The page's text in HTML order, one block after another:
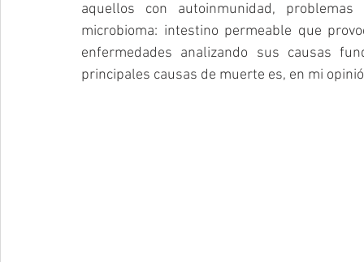
aquellos con autoinmunidad,
microbioma: intestino permeable que
enfermedades analizando sus causas
principales causas de muerte es, en mi